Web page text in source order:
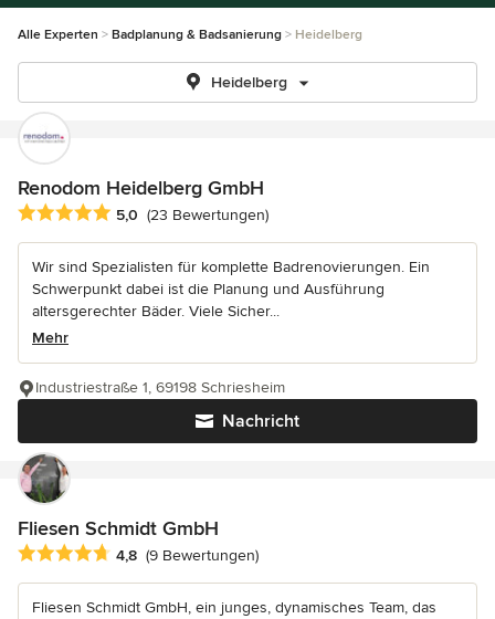
Alle Experten Badplanung & Badsanierung Heidelberg
Heidelberg
Renodom Heidelberg GmbH
Durchschnittliche Bewertung: 5 von 5 Sternen
5,0 (23 Bewertungen)
Wir sind Spezialisten für komplette Badrenovierungen. Ein
Schwerpunkt dabei ist die Planung und Ausführung
altersgerechter Bäder. Viele Sicher...
Mehr
Nachricht
Industriestraße 1, 69198 Schriesheim
Fliesen Schmidt GmbH
Durchschnittliche Bewertung: 4.8 von 5 Sternen
4,8 (9 Bewertungen)
Fliesen Schmidt GmbH, ein junges, dynamisches Team, das